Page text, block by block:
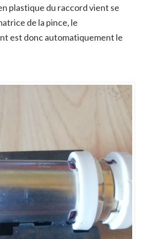
plastique du raccord vient se
de la pince, le
est donc automatiquement le